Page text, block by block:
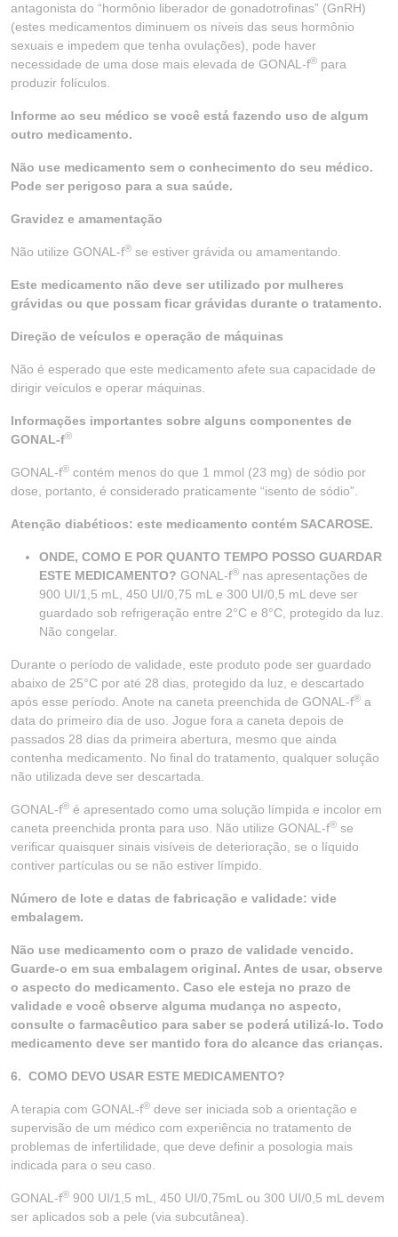
antagonista do “hormônio liberador de gonadotrofinas” (GnRH)
(estes medicamentos diminuem os níveis das seus hormônio
sexuais e impedem que tenha ovulações), pode haver
necessidade de uma dose mais elevada de GONAL-f® para
produzir folículos.
Informe ao seu médico se você está fazendo uso de algum
outro medicamento.
Não use medicamento sem o conhecimento do seu médico.
Pode ser perigoso para a sua saúde.
Gravidez e amamentação
Não utilize GONAL-f® se estiver grávida ou amamentando.
Este medicamento não deve ser utilizado por mulheres
grávidas ou que possam ficar grávidas durante o tratamento.
Direção de veículos e operação de máquinas
Não é esperado que este medicamento afete sua capacidade de
dirigir veículos e operar máquinas.
Informações importantes sobre alguns componentes de
GONAL-f®
GONAL-f® contém menos do que 1 mmol (23 mg) de sódio por
dose, portanto, é considerado praticamente “isento de sódio”.
Atenção diabéticos: este medicamento contém SACAROSE.
ONDE, COMO E POR QUANTO TEMPO POSSO GUARDAR
ESTE MEDICAMENTO? GONAL-f® nas apresentações de
900 UI/1,5 mL, 450 UI/0,75 mL e 300 UI/0,5 mL deve ser
guardado sob refrigeração entre 2°C e 8°C, protegido da luz.
Não congelar.
Durante o período de validade, este produto pode ser guardado
abaixo de 25°C por até 28 dias, protegido da luz, e descartado
após esse período. Anote na caneta preenchida de GONAL-f® a
data do primeiro dia de uso. Jogue fora a caneta depois de
passados 28 dias da primeira abertura, mesmo que ainda
contenha medicamento. No final do tratamento, qualquer solução
não utilizada deve ser descartada.
GONAL-f® é apresentado como uma solução límpida e incolor em
caneta preenchida pronta para uso. Não utilize GONAL-f® se
verificar quaisquer sinais visíveis de deterioração, se o líquido
contiver partículas ou se não estiver límpido.
Número de lote e datas de fabricação e validade: vide
embalagem.
Não use medicamento com o prazo de validade vencido.
Guarde-o em sua embalagem original. Antes de usar, observe
o aspecto do medicamento. Caso ele esteja no prazo de
validade e você observe alguma mudança no aspecto,
consulte o farmacêutico para saber se poderá utilizá-lo. Todo
medicamento deve ser mantido fora do alcance das crianças.
6. COMO DEVO USAR ESTE MEDICAMENTO?
A terapia com GONAL-f® deve ser iniciada sob a orientação e
supervisão de um médico com experiência no tratamento de
problemas de infertilidade, que deve definir a posologia mais
indicada para o seu caso.
GONAL-f® 900 UI/1,5 mL, 450 UI/0,75mL ou 300 UI/0,5 mL devem
ser aplicados sob a pele (via subcutânea).